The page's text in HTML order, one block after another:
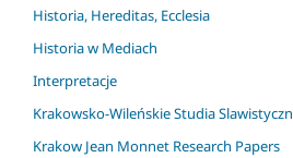
Historia, Hereditas, Ecclesia
Historia w Mediach
Interpretacje
Krakowsko-Wileńskie Studia
Krakow Jean Monnet Research Papers